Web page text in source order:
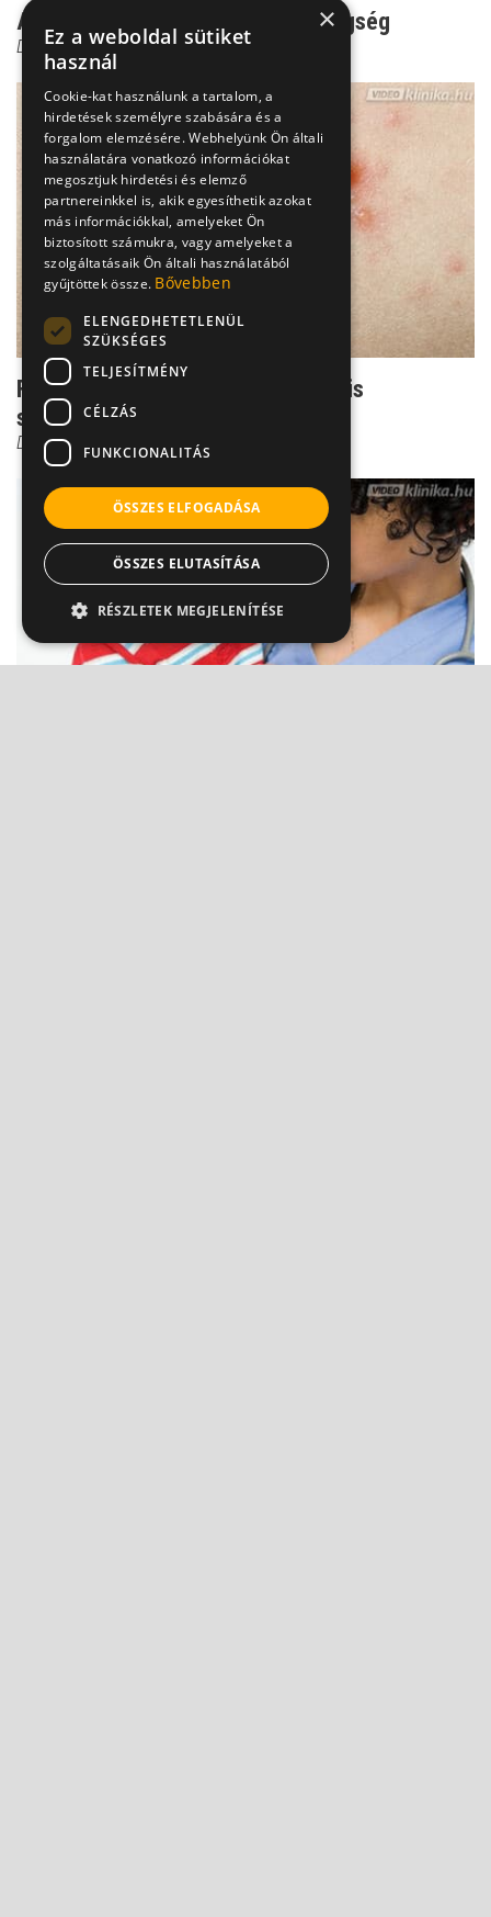
Az egyik legmakacsabb szembetegség
Dr. Őri Zsolt
Felnőttkori bárányhimlő: akár bele is
süketülhetünk
Dr. Móri István Péter
×
Ez a weboldal sütiket
használ
Cookie-kat használunk a tartalom, a
hirdetések személyre szabására és a
forgalom elemzésére. Webhelyünk Ön általi
használatára vonatkozó információkat
megosztjuk hirdetési és elemző
partnereinkkel is, akik egyesíthetik azokat
más információkkal, amelyeket Ön
biztosított számukra, vagy amelyeket a
szolgáltatásaik Ön általi használatából
gyűjtöttek össze. Bővebben
ELENGEDHETETLENÜL
SZÜKSÉGES
TELJESÍTMÉNY
CÉLZÁS
FUNKCIONALITÁS
ÖSSZES ELFOGADÁSA
ÖSSZES ELUTASÍTÁSA
RÉSZLETEK MEGJELENÍTÉSE